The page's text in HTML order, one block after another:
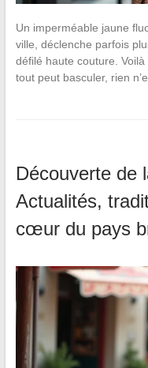
Un imperméable jaune
ville, déclenche parfois
défilé haute couture.
tout peut basculer, rien
Découverte de
Actualités,
cœur du pays